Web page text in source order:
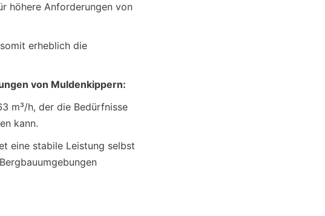
höhere Anforderungen von
erheblich die
von Muldenkippern:
m³/h, der die Bedürfnisse
kann.
eine stabile Leistung selbst